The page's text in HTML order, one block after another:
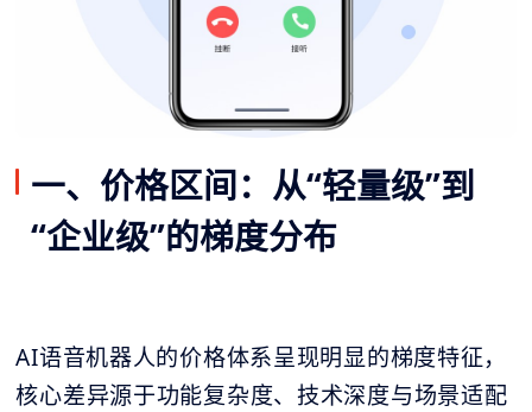
一、价格区间：从“轻量级”到
“企业级”的梯度分布
AI语音机器人的价格体系呈现明显的梯度特征，
核心差异源于功能复杂度、技术深度与场景适配